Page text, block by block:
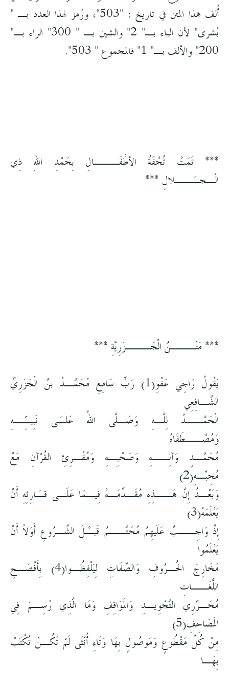
أُلف هذا المتن في تاريخ : "503"، ورُمز لهذا العدد بـ "
بُشرى" لأن الباء بـ" 2" والشين بـ " 300" الراء بـ"
200" والألف بـ" 1" فالمجموع " 503".
*** تَمَتْ تُحْفَةُ الأطْفَـــالِ بِحَمْدِ اللهِ ذِي
الْـجـَــلالِ ***
*** مَتْـــنُ الْجَـــزَرِيَّةِ ***
يَقُولُ رَاجِي عَفْوِ(1) رَبٍّ سَامِعِ مُحَمَّـدُ بنُ الْجَزَرِيِّ
الشَّـافِعِي
الْحَمْــدُ لِلَّـهِ وَصَـلَّى اللهُ عَلـَى نَبِيـِّـهِ
وَمُصْــطَفَاهُ
مُحَمَّـدٍ وَآلِــهِ وَصَحْبِـهِ وَمُقْـرِئِ القُرْآنِ مَعْ
مُحِبِّـهِ(2)
وَبَعْـدُ إِنَّ هَــذِهِ مُقَـدِّمَـهْ فِيـمَا عَلَـى قـَارِئِهِ أَنْ
يَعْلَمَهْ(3)
إِذْ وَاجِــبٌ عَلَيهِمُ مُحَتَّــمُ قَبـْلَ الشُـرُوعِ أَوَلاً أَنْ
يَعْلَمُوا
مَخَارِجَ الحُـرُوفِ وَالصِّفَاتِ لِيَلْفِظُـوا(4) بِأَفْصَـحِ
اللُّغَــاتِ
مُحَـرِّرِي التَّجْوِيـدِ وَالمَوَاقِفِ وَمَا الَّذِي رُسِـمَ فِي
المَصَاحِفِ(5)
مِنْ كُلِّ مَقْطُوعٍ وَمَوصُولٍ بِهَا وَتَاءِ أُنْثَى لَمْ تَكُـنْ تُكْتَبْ
بِهَـا